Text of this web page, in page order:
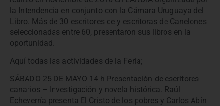
la Intendencia en conjunto con la Cámara Uruguaya del
Libro. Más de 30 escritores de y escritoras de Canelones
seleccionadas entre 60, presentaron sus libros en la
oportunidad.
Aquí todas las actividades de la Feria;
SÁBADO 25 DE MAYO 14 h Presentación de escritores
canarios – Investigación y novela histórica. Raúl
Echeverría presenta El Cristo de los pobres y Carlos Abín